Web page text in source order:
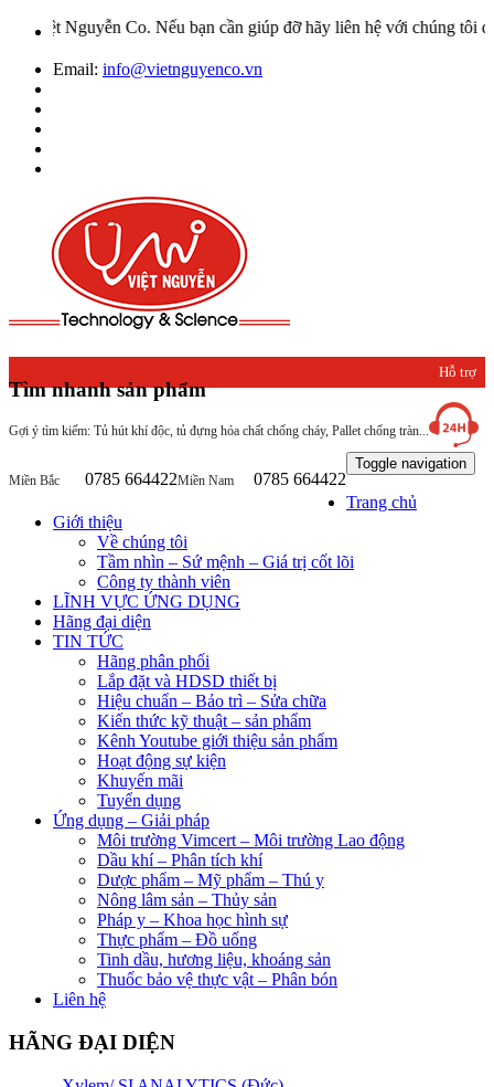
Co. Nếu bạn cần giúp đỡ hãy liên hệ với chúng tôi qua Hotline:
Email: info@vietnguyenco.vn
Tìm nhanh sản phẩm
Gợi ý tìm kiếm: Tủ hút khí độc, tủ đựng hóa chất chống cháy, Pallet chống tràn...
Hỗ trợ
khách
hàng
Miền Bắc 0785 664422Miền Nam 0785 664422
Toggle navigation
Trang chủ
Giới thiệu
Về chúng tôi
Tầm nhìn – Sứ mệnh – Giá trị cốt lõi
Công ty thành viên
LĨNH VỰC ỨNG DỤNG
Hãng đại diện
TIN TỨC
Hãng phân phối
Lắp đặt và HDSD thiết bị
Hiệu chuẩn – Bảo trì – Sửa chữa
Kiến thức kỹ thuật – sản phẩm
Kênh Youtube giới thiệu sản phẩm
Hoạt động sự kiện
Khuyến mãi
Tuyển dụng
Ứng dụng – Giải pháp
Môi trường Vimcert – Môi trường Lao động
Dầu khí – Phân tích khí
Dược phẩm – Mỹ phẩm – Thú y
Nông lâm sản – Thủy sản
Pháp y – Khoa học hình sự
Thực phẩm – Đồ uống
Tinh dầu, hương liệu, khoáng sản
Thuốc bảo vệ thực vật – Phân bón
Liên hệ
HÃNG ĐẠI DIỆN